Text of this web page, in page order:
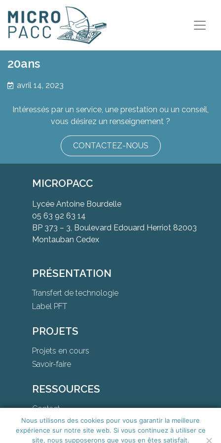
20ans
avril 14, 2023
Intéressés par un service, une prestation ou un conseil,
vous désirez un renseignement ?
CONTACTEZ-NOUS
MICROPACC
Lycée Antoine Bourdelle
05 63 92 63 14
BP 373 – 3, Boulevard Edouard Herriot 82003
Montauban Cedex
PRÉSENTATION
Transfert de technologie
Label PFT
PROJETS
Projets en cours
Savoir-faire
RESSOURCES
Contact
Téléchargements
Nous utilisons des cookies pour vous garantir la meilleure
expérience sur notre site web. Si vous continuez à utiliser ce
site, nous supposerons que vous en êtes satisfait.